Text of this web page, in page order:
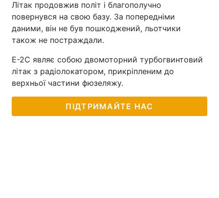
Літак продовжив політ і благополучно
повернувся на свою базу. За попередніми
даними, він не був пошкоджений, льотчики
також не постраждали.
E-2C являє собою двомоторний турбогвинтовий
літак з радіолокатором, прикріпленим до
верхньої частини фюзеляжу.
ПІДТРИМАЙТЕ НАС